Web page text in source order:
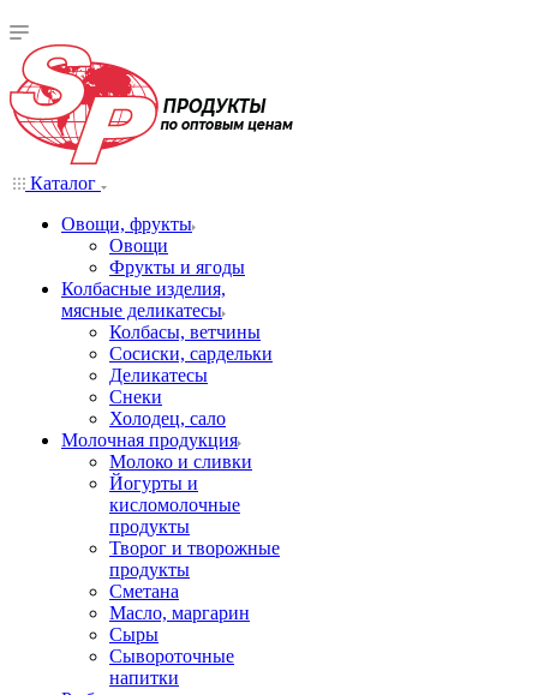
Каталог
Овощи, фрукты
Овощи
Фрукты и ягоды
Колбасные изделия,
мясные деликатесы
Колбасы, ветчины
Сосиски, сардельки
Деликатесы
Снеки
Холодец, сало
Молочная продукция
Молоко и сливки
Йогурты и
кисломолочные
продукты
Творог и творожные
продукты
Сметана
Масло, маргарин
Сыры
Сывороточные
напитки